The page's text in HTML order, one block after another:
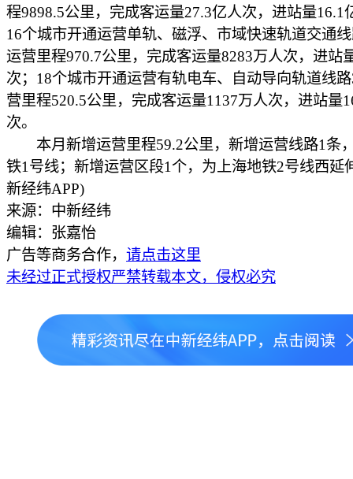
程9898.5公里，完成客运量27.3亿人次，进站量16.1
16个城市开通运营单轨、磁浮、市域快速轨道交通
运营里程970.7公里，完成客运量8283万人次，进站
次；18个城市开通运营有轨电车、自动导向轨道线
营里程520.5公里，完成客运量1137万人次，进站量
次。
本月新增运营里程59.2公里，新增运营线路1条
铁1号线；新增运营区段1个，为上海地铁2号线西延
新经纬APP)
来源：中新经纬
编辑：张嘉怡
广告等商务合作， 请点击这里
未经过正式授权严禁转载本文，侵权必究